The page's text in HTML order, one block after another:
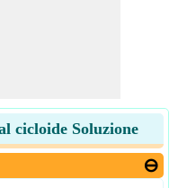
cicloide Soluzione